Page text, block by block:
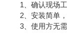
1、确认现场工
2、安装简单，
3、使用方无需